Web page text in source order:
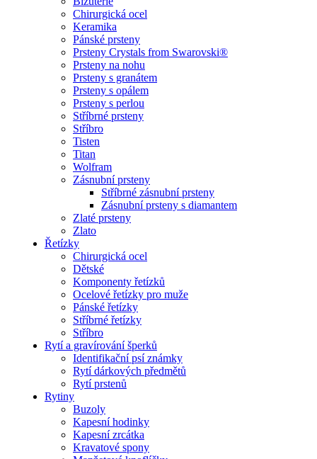
Chirurgická ocel
Keramika
Pánské prsteny
Prsteny Crystals from Swarovski®
Prsteny na nohu
Prsteny s granátem
Prsteny s opálem
Prsteny s perlou
Stříbrné prsteny
Stříbro
Tisten
Titan
Wolfram
Zásnubní prsteny
Stříbrné zásnubní prsteny
Zásnubní prsteny s diamantem
Zlaté prsteny
Zlato
Řetízky
Chirurgická ocel
Dětské
Komponenty řetízků
Ocelové řetízky pro muže
Pánské řetízky
Stříbrné řetízky
Stříbro
Rytí a gravírování šperků
Identifikační psí známky
Rytí dárkových předmětů
Rytí prstenů
Rytiny
Buzoly
Kapesní hodinky
Kapesní zrcátka
Kravatové spony